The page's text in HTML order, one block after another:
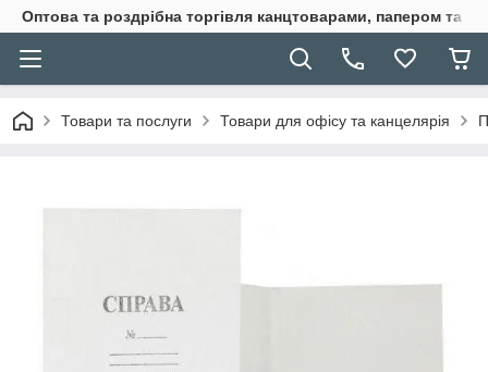
Оптова та роздрібна торгівля канцтоварами, папером та
Товари та послуги Товари для офісу та канцелярія